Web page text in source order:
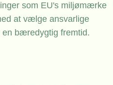
som EU's miljømærke
at vælge ansvarlige
en bæredygtig fremtid.